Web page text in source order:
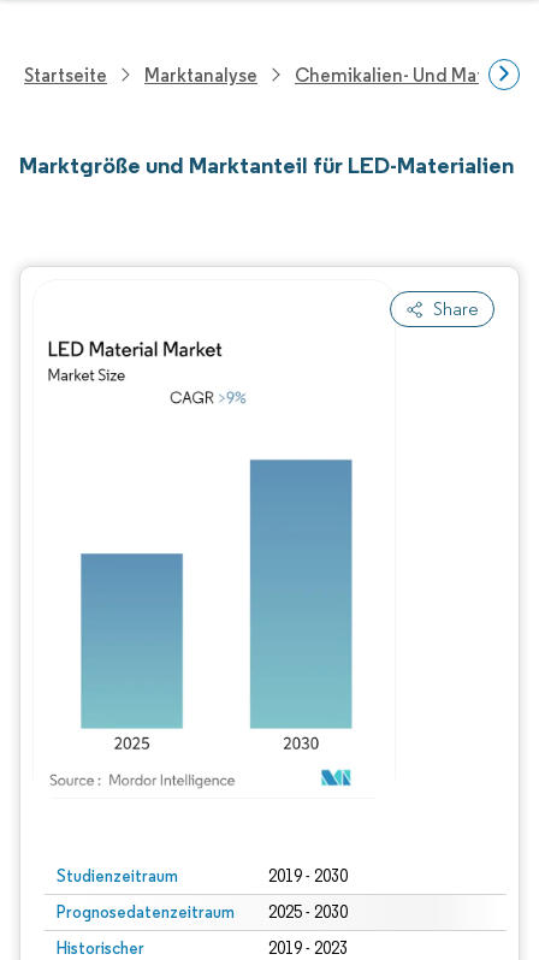
Startseite Marktanalyse Chemikalien- Und
Marktgröße und Marktanteil für LED-Materialien
Share
Studienzeitraum 2019 - 2030
Prognosedatenzeitraum 2025 - 2030
Historischer
2019 - 2023